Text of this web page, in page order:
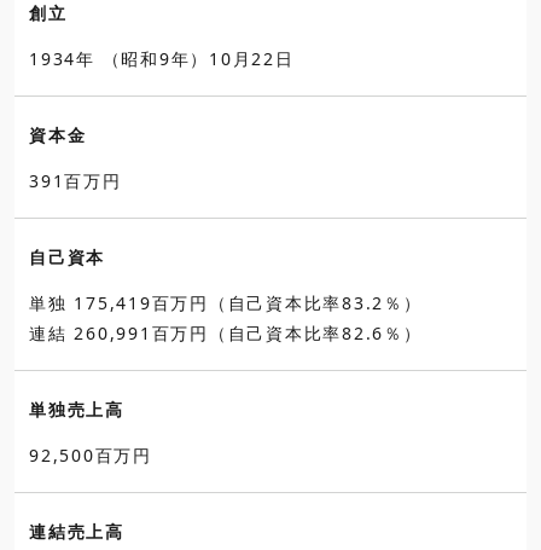
創立
1934年 （昭和9年）10月22日
資本金
391百万円
自己資本
単独 175,419百万円（自己資本比率83.2％）
連結 260,991百万円（自己資本比率82.6％）
単独売上高
92,500百万円
連結売上高